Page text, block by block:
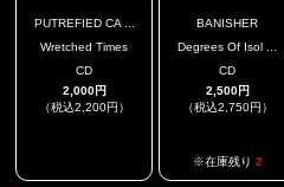
PUTREFIED CA ...
Wretched Times
CD
2,000円
（税込2,200円）
BANISHER
Degrees Of Isol ...
CD
2,500円
（税込2,750円）
※在庫残り 2